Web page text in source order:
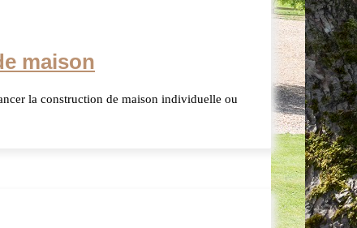
maison
la construction de maison individuelle ou